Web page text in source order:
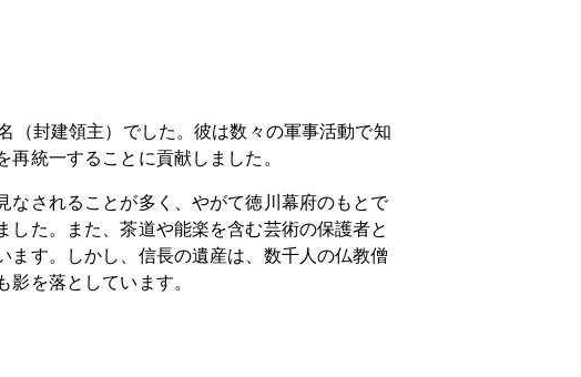
（封建領主）でした。彼は数々の軍事活動で知
統一することに貢献しました。
されることが多く、やがて徳川幕府のもとで
た。また、茶道や能楽を含む芸術の保護者と
ます。しかし、信長の遺産は、数千人の仏教僧
を落としています。